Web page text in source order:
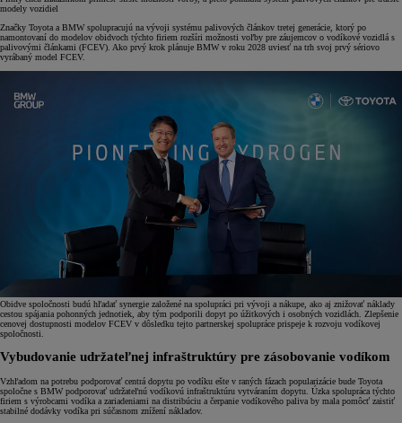
modely vozidiel
Značky Toyota a BMW spolupracujú na vývoji systému palivových článkov tretej generácie, ktorý po
namontovaní do modelov obidvoch týchto firiem rozšíri možnosti voľby pre záujemcov o vodíkové vozidlá s
palivovými článkami (FCEV). Ako prvý krok plánuje BMW v roku 2028 uviesť na trh svoj prvý sériovo
vyrábaný model FCEV.
Obidve spoločnosti budú hľadať synergie založené na spolupráci pri vývoji a nákupe, ako aj znižovať náklady
cestou spájania pohonných jednotiek, aby tým podporili dopyt po úžitkových i osobných vozidlách. Zlepšenie
cenovej dostupnosti modelov FCEV v dôsledku tejto partnerskej spolupráce prispeje k rozvoju vodíkovej
spoločnosti.
Vybudovanie udržateľnej infraštruktúry pre zásobovanie vodíkom
Vzhľadom na potrebu podporovať centrá dopytu po vodíku ešte v raných fázach popularizácie bude Toyota
spoločne s BMW podporovať udržateľnú vodíkovú infraštruktúru vytváraním dopytu. Úzka spolupráca týchto
firiem s výrobcami vodíka a zariadeniami na distribúciu a čerpanie vodíkového paliva by mala pomôcť zaistiť
stabilné dodávky vodíka pri súčasnom znížení nákladov.